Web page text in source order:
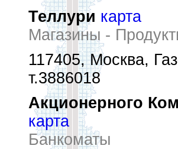
Теллури карта
Магазины -
117405, Москва,
т.3886018
Акционерного
карта
Банкоматы